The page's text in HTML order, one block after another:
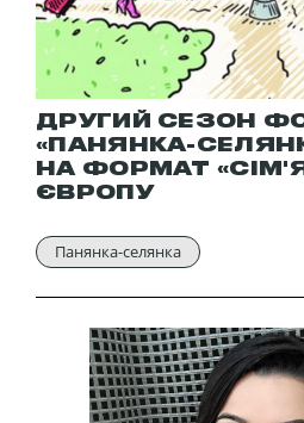
ДРУГИЙ СЕЗОН
«ПАНЯНКА-
НА ФОРМАТ
ЄВРОПУ
Панянка-селянка